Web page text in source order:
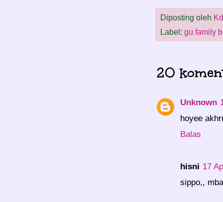
Diposting oleh
Label: gu family
20
Unknown
hoyee
Balas
hisni 17
sippo,,